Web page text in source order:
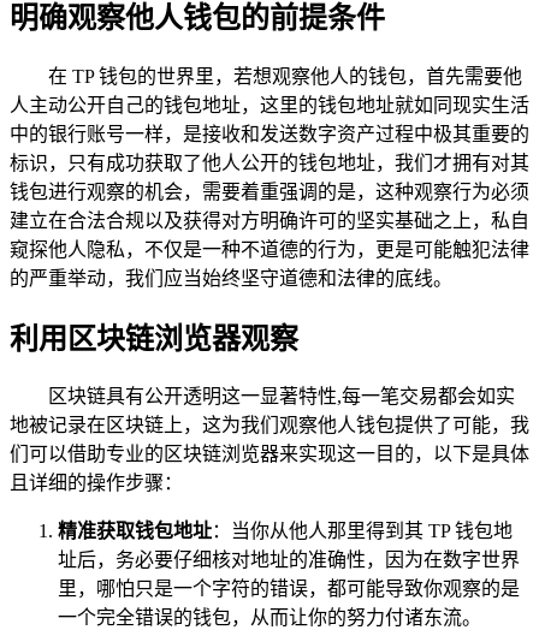
明确观察他人钱包的前提条件
在 TP 钱包的世界里，若想观察他人的钱包，首先需要他
人主动公开自己的钱包地址，这里的钱包地址就如同现实生活
中的银行账号一样，是接收和发送数字资产过程中极其重要的
标识，只有成功获取了他人公开的钱包地址，我们才拥有对其
钱包进行观察的机会，需要着重强调的是，这种观察行为必须
建立在合法合规以及获得对方明确许可的坚实基础之上，私自
窥探他人隐私，不仅是一种不道德的行为，更是可能触犯法律
的严重举动，我们应当始终坚守道德和法律的底线。
利用区块链浏览器观察
区块链具有公开透明这一显著特性,每一笔交易都会如实
地被记录在区块链上，这为我们观察他人钱包提供了可能，我
们可以借助专业的区块链浏览器来实现这一目的，以下是具体
且详细的操作步骤：
精准获取钱包地址：当你从他人那里得到其 TP 钱包地
址后，务必要仔细核对地址的准确性，因为在数字世界
里，哪怕只是一个字符的错误，都可能导致你观察的是
一个完全错误的钱包，从而让你的努力付诸东流。